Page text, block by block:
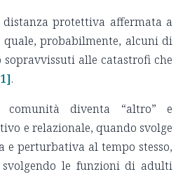
distanza protettiva affermata a
probabilmente, alcuni di
alle catastrofi che
.
diventa “altro” e
e relazionale, quando svolge
e perturbativa al tempo stesso,
le funzioni di adulti